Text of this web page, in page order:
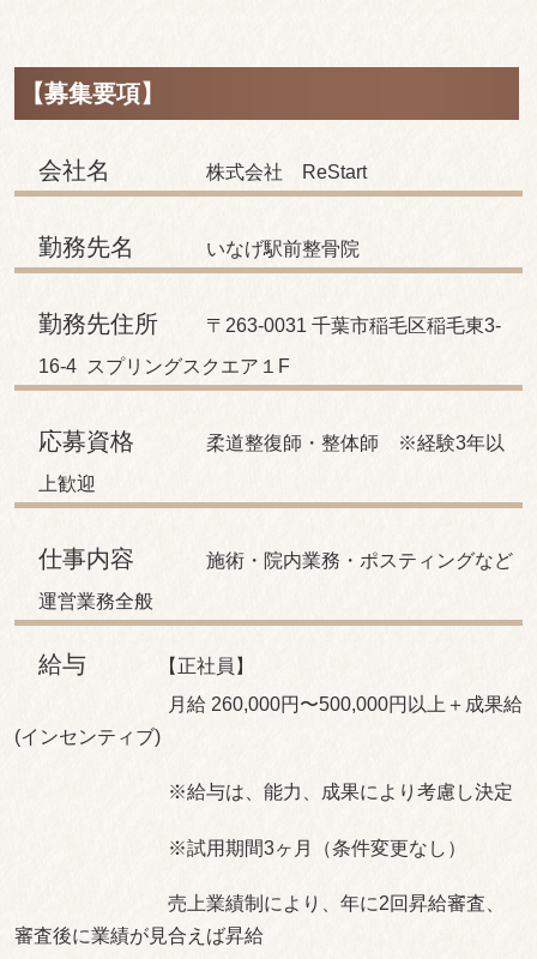
【募集要項】
会社名 株式会社 ReStart
勤務先名 いなげ駅前整骨院
勤務先住所
〒263-0031 千葉市稲毛区稲毛東3-
16-4 スプリングスクエア１F
応募資格
柔道整復師・整体師 ※経験3年以
上歓迎
仕事内容
施術・院内業務・ポスティングなど
運営業務全般
給与
【正社員】
月給 260,000円〜500,000円以上＋成果給
(インセンティブ)
※給与は、能力、成果により考慮し決定
※試用期間3ヶ月（条件変更なし）
売上業績制により、年に2回昇給審査、
審査後に業績が見合えば昇給